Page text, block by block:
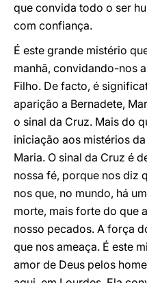
que convida todo o ser
com confiança.
É este grande mistério
manhã, convidando-nos
Filho. De facto, é
aparição a Bernadete,
o sinal da Cruz. Mais do
iniciação aos mistérios
Maria. O sinal da Cruz é
nossa fé, porque nos diz
nos que, no mundo, há
morte, mais forte do que
nosso pecados. A força
que nos ameaça. É este
amor de Deus pelos